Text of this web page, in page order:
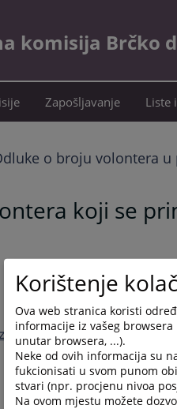
komisija Brčko
Zapošljavanje Liste
o broju volontera
koji se
Korištenje
Ova web stranica koristi
informacije iz vašeg
unutar browsera, ...).
Neke od ovih informacija su
fukcionisati u svom punom
stvari (npr. procjenu nivoa
Na ovom mjestu možete